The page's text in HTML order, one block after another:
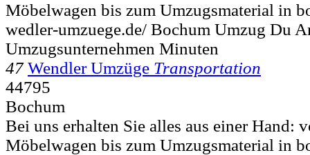
Möbelwagen bis zum Umzugsmaterial in
wedler-umzuege.de/ Bochum Umzug Du
Umzugsunternehmen Minuten
47 Wendler Umzüge Transportation
44795
Bochum
Bei uns erhalten Sie alles aus einer Hand:
Möbelwagen bis zum Umzugsmaterial in